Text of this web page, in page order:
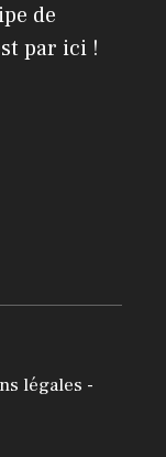
de
par ici !
légales -